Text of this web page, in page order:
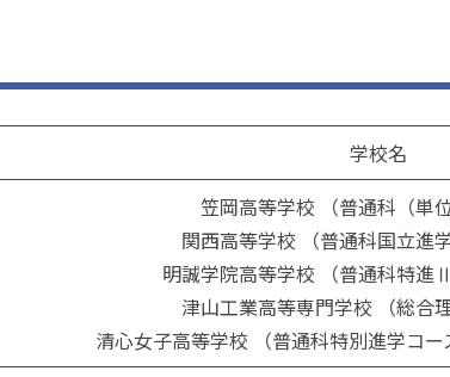
学校名
笠岡高等学校 （普通科（単
関西高等学校 （普通科国立進
明誠学院高等学校 （普通科特進
津山工業高等専門学校 （総合
清心女子高等学校 （普通科特別進学コー